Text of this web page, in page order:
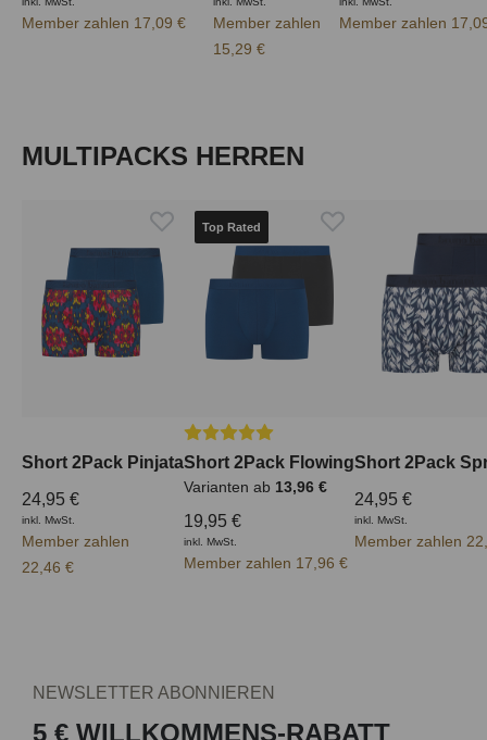
Member zahlen 17,09 €
Member zahlen
15,29 €
Member zahlen
Produktgalerie überspringen
MULTIPACKS HERREN
Short 2Pack Pinjata
24,95 €
inkl. MwSt.
Member zahlen
22,46 €
Top Rated
Durchschnittliche Bewertung von 5
Short 2Pack Flowing
Varianten ab 13,96 €
19,95 €
inkl. MwSt.
Member zahlen 17,96 €
Short 2Pack
24,95 €
inkl. MwSt.
Member zahlen
NEWSLETTER ABONNIEREN
5 € WILLKOMMENS-RABATT